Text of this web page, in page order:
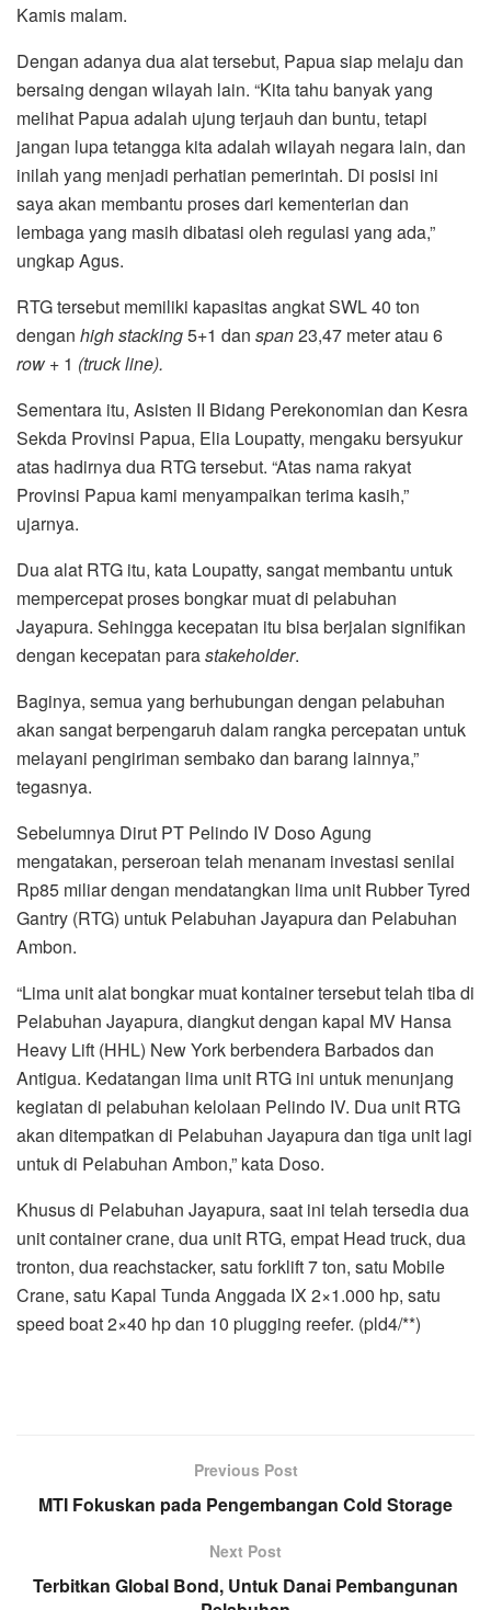
Kamis malam.
Dengan adanya dua alat tersebut, Papua siap melaju dan
bersaing dengan wilayah lain. “Kita tahu banyak yang
melihat Papua adalah ujung terjauh dan buntu, tetapi
jangan lupa tetangga kita adalah wilayah negara lain, dan
inilah yang menjadi perhatian pemerintah. Di posisi ini
saya akan membantu proses dari kementerian dan
lembaga yang masih dibatasi oleh regulasi yang ada,”
ungkap Agus.
RTG tersebut memiliki kapasitas angkat SWL 40 ton
dengan high stacking5+1 dan span23,47 meter atau 6
row + 1 (truck line).
Sementara itu, Asisten II Bidang Perekonomian dan Kesra
Sekda Provinsi Papua, Elia Loupatty, mengaku bersyukur
atas hadirnya dua RTG tersebut. “Atas nama rakyat
Provinsi Papua kami menyampaikan terima kasih,”
ujarnya.
Dua alat RTG itu, kata Loupatty, sangat membantu untuk
mempercepat proses bongkar muat di pelabuhan
Jayapura. Sehingga kecepatan itu bisa berjalan signifikan
dengan kecepatan parastakeholder.
Baginya, semua yang berhubungan dengan pelabuhan
akan sangat berpengaruh dalam rangka percepatan untuk
melayani pengiriman sembako dan barang lainnya,”
tegasnya.
Sebelumnya Dirut PT Pelindo IV Doso Agung
mengatakan, perseroan telah menanam investasi senilai
Rp85 miliar dengan mendatangkan lima unit Rubber Tyred
Gantry (RTG) untuk Pelabuhan Jayapura dan Pelabuhan
Ambon.
“Lima unit alat bongkar muat kontainer tersebut telah tiba di
Pelabuhan Jayapura, diangkut dengan kapal MV Hansa
Heavy Lift (HHL) New York berbendera Barbados dan
Antigua. Kedatangan lima unit RTG ini untuk menunjang
kegiatan di pelabuhan kelolaan Pelindo IV. Dua unit RTG
akan ditempatkan di Pelabuhan Jayapura dan tiga unit lagi
untuk di Pelabuhan Ambon,” kata Doso.
Khusus di Pelabuhan Jayapura, saat ini telah tersedia dua
unit container crane, dua unit RTG, empat Head truck, dua
tronton, dua reachstacker, satu forklift 7 ton, satu Mobile
Crane, satu Kapal Tunda Anggada IX 2×1.000 hp, satu
speed boat 2×40 hp dan 10 plugging reefer. (pld4/**)
Previous Post
MTI Fokuskan pada Pengembangan Cold Storage
Next Post
Terbitkan Global Bond, Untuk Danai Pembangunan